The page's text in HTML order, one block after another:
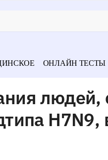
ОНЛАЙН ТЕСТЫ
людей,